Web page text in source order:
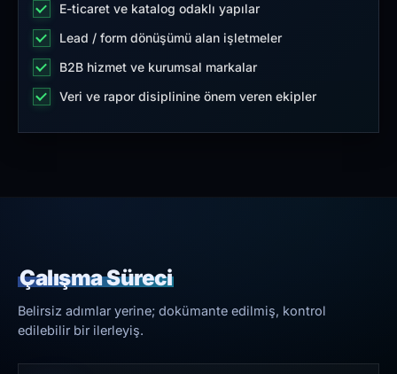
E-ticaret ve katalog odaklı yapılar
Lead / form dönüşümü alan işletmeler
B2B hizmet ve kurumsal markalar
Veri ve rapor disiplinine önem veren ekipler
Çalışma Süreci
Belirsiz adımlar yerine; dokümante edilmiş, kontrol
edilebilir bir ilerleyiş.